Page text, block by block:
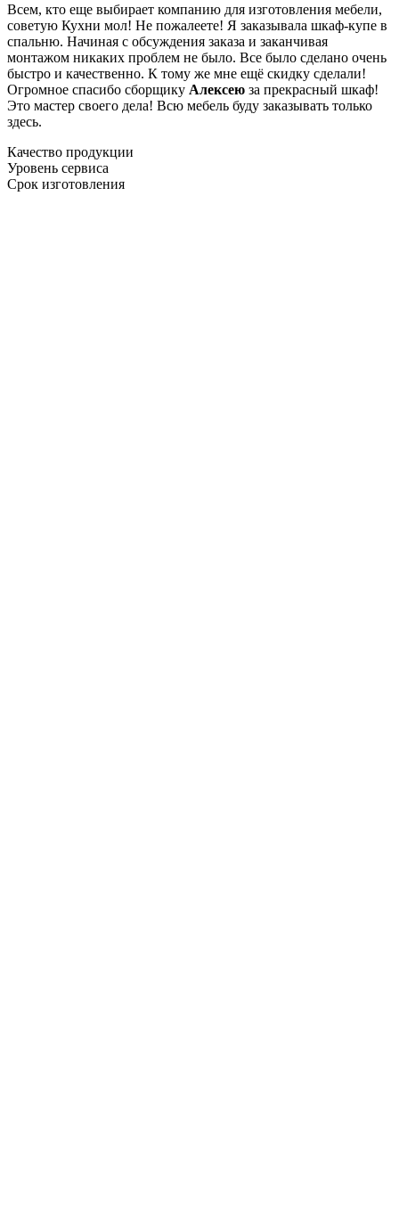
Всем, кто еще выбирает компанию для изготовления мебели,
советую Кухни мол! Не пожалеете! Я заказывала шкаф-купе в
спальню. Начиная с обсуждения заказа и заканчивая
монтажом никаких проблем не было. Все было сделано очень
быстро и качественно. К тому же мне ещё скидку сделали!
Огромное спасибо сборщику Алексею за прекрасный шкаф!
Это мастер своего дела! Всю мебель буду заказывать только
здесь.
Качество продукции
Уровень сервиса
Срок изготовления